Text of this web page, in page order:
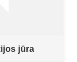
jūra